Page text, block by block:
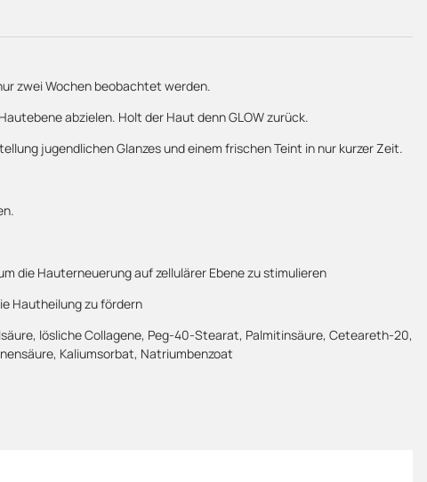
zwei Wochen beobachtet werden.
abzielen. Holt der Haut denn GLOW zurück.
jugendlichen Glanzes und einem frischen Teint in nur kurzer Zeit.
die Hauterneuerung auf zellulärer Ebene zu stimulieren
Hautheilung zu fördern
lösliche Collagene, Peg-40-Stearat, Palmitinsäure, Ceteareth-20,
Kaliumsorbat, Natriumbenzoat